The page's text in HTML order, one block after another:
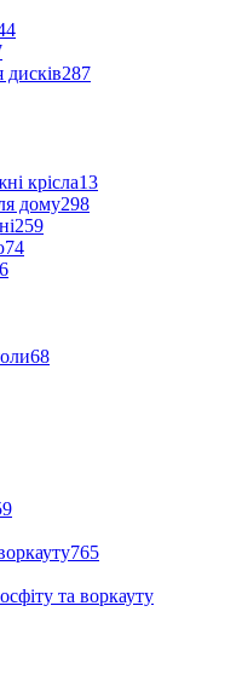
дисків287
крісла13
дому298
259
74
68
765
та воркауту